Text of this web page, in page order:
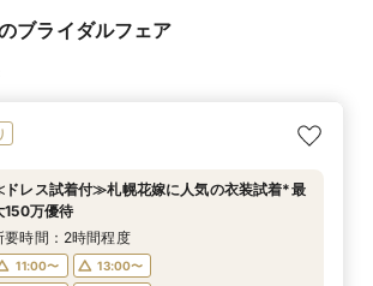
ブライダルフェア
レス試着付≫札幌花嫁に人気の衣装試着*最
150万優待
要時間：2時間程度
11:00〜
13:00〜